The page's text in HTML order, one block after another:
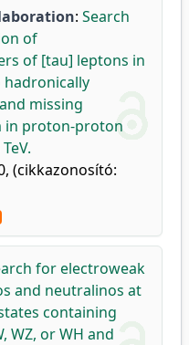
: Search
of
of [tau] leptons in
missing
in proton-proton
(cikkazonosító:
for electroweak
and neutralinos at
containing
WZ, or WH and